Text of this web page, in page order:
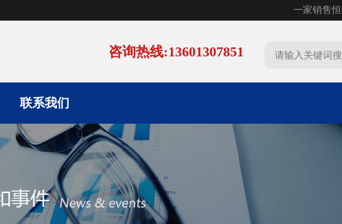
一家销售
咨询热线:13601307851
联系我们